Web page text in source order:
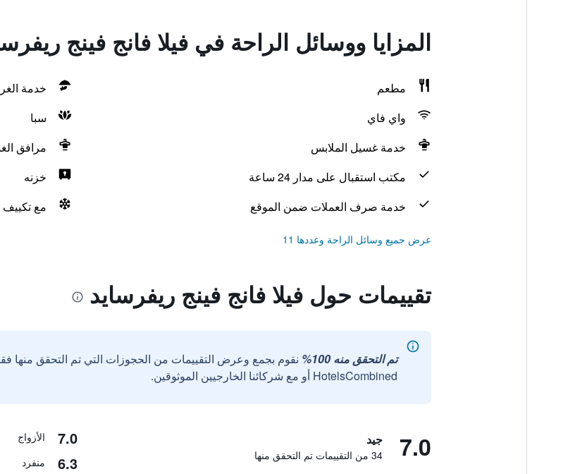
المزايا ووسائل الراحة في فيلا فانج فينج
مطعم
خدمة
واي فاي
سبا
خدمة غسيل الملابس
مرافق
مكتب استقبال على مدار 24 ساعة
خزنه
خدمة صرف العملات ضمن الموقع
مع تكييف
عرض جميع وسائل الراحة وعددها 11
تقييمات حول فيلا فانج فينج ريفرسايد
تم التحقق منه 100%
نقوم بجمع وعرض التقييمات من الحجوزات التي تم التحقق منها
HotelsCombined أو مع شركائنا الخارجيين الموثوقين.
7.0 جيد
34 من التقييمات تم التحقق منها
7.0 الأزواج
6.3 منفرد